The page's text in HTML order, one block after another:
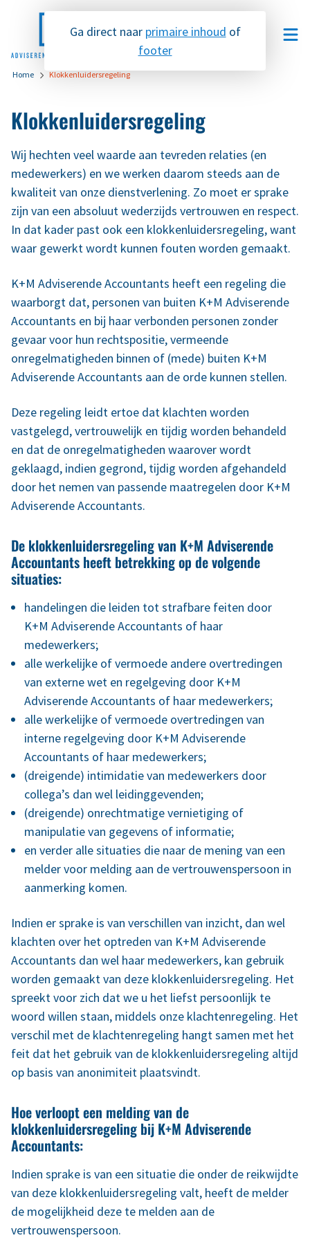
Ga direct naar primaire inhoud of
footer
Contact
Services & advies
Onze aanpak
Kennis & inzichten
Klantomgevingen
(079) 330 01 50
Zoeken
Home Klokkenluidersregeling
Klokkenluidersregeling
Wij hechten veel waarde aan tevreden relaties (en
medewerkers) en we werken daarom steeds aan de
kwaliteit van onze dienstverlening. Zo moet er sprake
zijn van een absoluut wederzijds vertrouwen en respect.
In dat kader past ook een klokkenluidersregeling, want
waar gewerkt wordt kunnen fouten worden gemaakt.
K+M Adviserende Accountants heeft een regeling die
waarborgt dat, personen van buiten K+M Adviserende
Accountants en bij haar verbonden personen zonder
gevaar voor hun rechtspositie, vermeende
onregelmatigheden binnen of (mede) buiten K+M
Adviserende Accountants aan de orde kunnen stellen.
Deze regeling leidt ertoe dat klachten worden
vastgelegd, vertrouwelijk en tijdig worden behandeld
en dat de onregelmatigheden waarover wordt
geklaagd, indien gegrond, tijdig worden afgehandeld
door het nemen van passende maatregelen door K+M
Adviserende Accountants.
De klokkenluidersregeling van K+M Adviserende
Accountants heeft betrekking op de volgende
situaties:
handelingen die leiden tot strafbare feiten door
K+M Adviserende Accountants of haar
medewerkers;
alle werkelijke of vermoede andere overtredingen
van externe wet en regelgeving door K+M
Adviserende Accountants of haar medewerkers;
alle werkelijke of vermoede overtredingen van
interne regelgeving door K+M Adviserende
Accountants of haar medewerkers;
(dreigende) intimidatie van medewerkers door
collega’s dan wel leidinggevenden;
(dreigende) onrechtmatige vernietiging of
manipulatie van gegevens of informatie;
en verder alle situaties die naar de mening van een
melder voor melding aan de vertrouwenspersoon in
aanmerking komen.
Indien er sprake is van verschillen van inzicht, dan wel
klachten over het optreden van K+M Adviserende
Accountants dan wel haar medewerkers, kan gebruik
worden gemaakt van deze klokkenluidersregeling. Het
spreekt voor zich dat we u het liefst persoonlijk te
woord willen staan, middels onze klachtenregeling. Het
verschil met de klachtenregeling hangt samen met het
feit dat het gebruik van de klokkenluidersregeling altijd
op basis van anonimiteit plaatsvindt.
Hoe verloopt een melding van de
klokkenluidersregeling bij K+M Adviserende
Accountants:
Indien sprake is van een situatie die onder de reikwijdte
van deze klokkenluidersregeling valt, heeft de melder
de mogelijkheid deze te melden aan de
vertrouwenspersoon.